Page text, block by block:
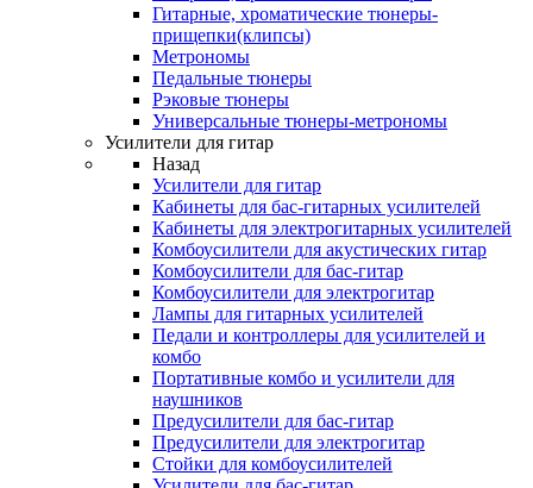
Гитарные, хроматические тюнеры-
прищепки(клипсы)
Метрономы
Педальные тюнеры
Рэковые тюнеры
Универсальные тюнеры-метрономы
Усилители для гитар
Назад
Усилители для гитар
Кабинеты для бас-гитарных усилителей
Кабинеты для электрогитарных усилителей
Комбоусилители для акустических гитар
Комбоусилители для бас-гитар
Комбоусилители для электрогитар
Лампы для гитарных усилителей
Педали и контроллеры для усилителей и
комбо
Портативные комбо и усилители для
наушников
Предусилители для бас-гитар
Предусилители для электрогитар
Стойки для комбоусилителей